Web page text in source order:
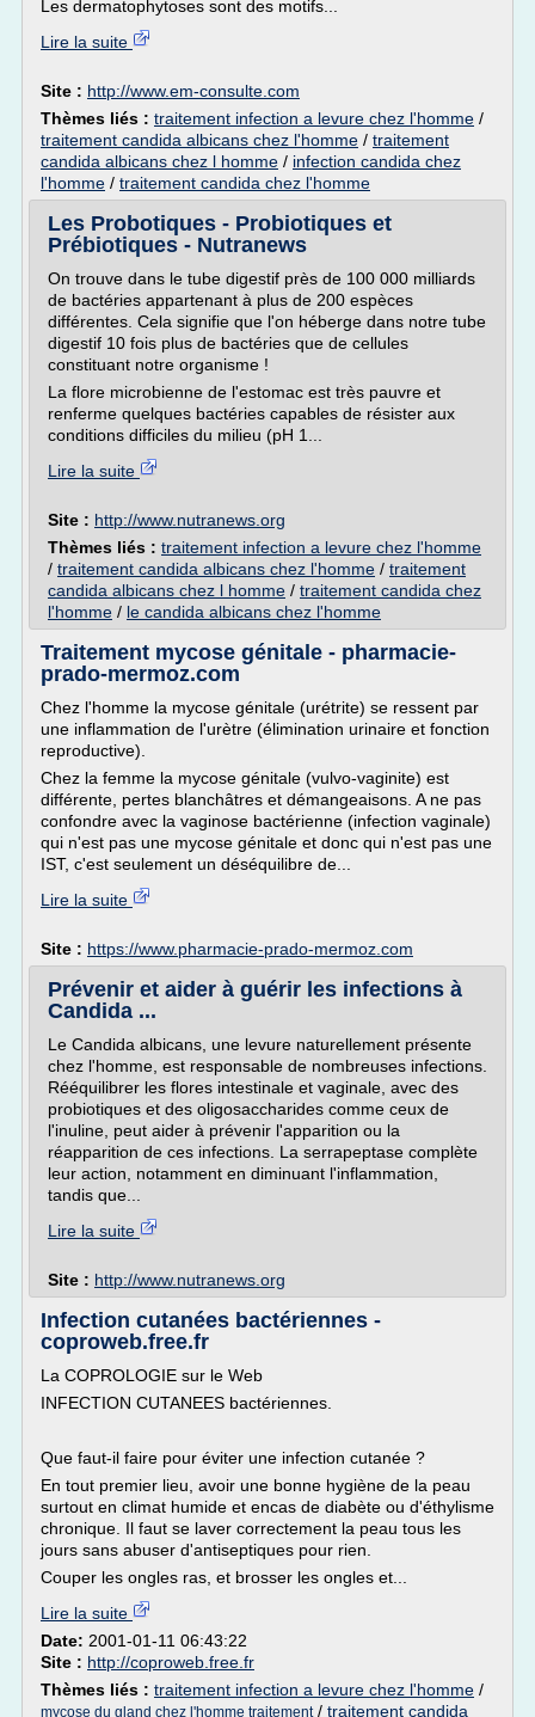
Les dermatophytoses sont des motifs...
Lire la suite
Site : http://www.em-consulte.com
Thèmes liés : traitement infection a levure chez l'homme /
traitement candida albicans chez l'homme / traitement
candida albicans chez l homme / infection candida chez
l'homme / traitement candida chez l'homme
Les Probotiques - Probiotiques et
Prébiotiques - Nutranews
On trouve dans le tube digestif près de 100 000 milliards
de bactéries appartenant à plus de 200 espèces
différentes. Cela signifie que l'on héberge dans notre tube
digestif 10 fois plus de bactéries que de cellules
constituant notre organisme !
La flore microbienne de l'estomac est très pauvre et
renferme quelques bactéries capables de résister aux
conditions difficiles du milieu (pH 1...
Lire la suite
Site : http://www.nutranews.org
Thèmes liés : traitement infection a levure chez l'homme
/ traitement candida albicans chez l'homme / traitement
candida albicans chez l homme / traitement candida chez
l'homme / le candida albicans chez l'homme
Traitement mycose génitale - pharmacie-
prado-mermoz.com
Chez l'homme la mycose génitale (urétrite) se ressent par
une inflammation de l'urètre (élimination urinaire et fonction
reproductive).
Chez la femme la mycose génitale (vulvo-vaginite) est
différente, pertes blanchâtres et démangeaisons. A ne pas
confondre avec la vaginose bactérienne (infection vaginale)
qui n'est pas une mycose génitale et donc qui n'est pas une
IST, c'est seulement un déséquilibre de...
Lire la suite
Site : https://www.pharmacie-prado-mermoz.com
Prévenir et aider à guérir les infections à
Candida ...
Le Candida albicans, une levure naturellement présente
chez l'homme, est responsable de nombreuses infections.
Rééquilibrer les flores intestinale et vaginale, avec des
probiotiques et des oligosaccharides comme ceux de
l'inuline, peut aider à prévenir l'apparition ou la
réapparition de ces infections. La serrapeptase complète
leur action, notamment en diminuant l'inflammation,
tandis que...
Lire la suite
Site : http://www.nutranews.org
Infection cutanées bactériennes -
coproweb.free.fr
La COPROLOGIE sur le Web
INFECTION CUTANEES bactériennes.
Que faut-il faire pour éviter une infection cutanée ?
En tout premier lieu, avoir une bonne hygiène de la peau
surtout en climat humide et encas de diabète ou d'éthylisme
chronique. Il faut se laver correctement la peau tous les
jours sans abuser d'antiseptiques pour rien.
Couper les ongles ras, et brosser les ongles et...
Lire la suite
Date: 2001-01-11 06:43:22
Site : http://coproweb.free.fr
Thèmes liés : traitement infection a levure chez l'homme /
mycose du gland chez l'homme traitement/ traitement candida